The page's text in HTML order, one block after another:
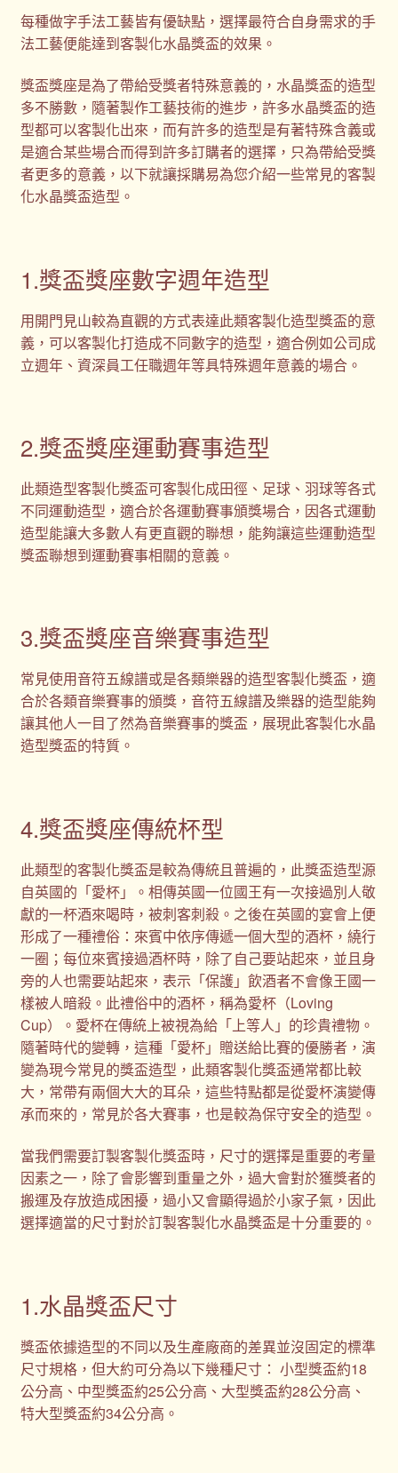
每種做字手法工藝皆有優缺點，選擇最符合自身需求的手
法工藝便能達到客製化水晶獎盃的效果。
獎盃獎座是為了帶給受獎者特殊意義的，水晶獎盃的造型
多不勝數，隨著製作工藝技術的進步，許多水晶獎盃的造
型都可以客製化出來，而有許多的造型是有著特殊含義或
是適合某些場合而得到許多訂購者的選擇，只為帶給受獎
者更多的意義，以下就讓採購易為您介紹一些常見的客製
化水晶獎盃造型。
1.獎盃獎座數字週年造型
用開門見山較為直觀的方式表達此類客製化造型獎盃的意
義，可以客製化打造成不同數字的造型，適合例如公司成
立週年、資深員工任職週年等具特殊週年意義的場合。
2.獎盃獎座運動賽事造型
此類造型客製化獎盃可客製化成田徑、足球、羽球等各式
不同運動造型，適合於各運動賽事頒獎場合，因各式運動
造型能讓大多數人有更直觀的聯想，能夠讓這些運動造型
獎盃聯想到運動賽事相關的意義。
3.獎盃獎座音樂賽事造型
常見使用音符五線譜或是各類樂器的造型客製化獎盃，適
合於各類音樂賽事的頒獎，音符五線譜及樂器的造型能夠
讓其他人一目了然為音樂賽事的獎盃，展現此客製化水晶
造型獎盃的特質。
4.獎盃獎座傳統杯型
此類型的客製化獎盃是較為傳統且普遍的，此獎盃造型源
自英國的「愛杯」。相傳英國一位國王有一次接過別人敬
獻的一杯酒來喝時，被刺客刺殺。之後在英國的宴會上便
形成了一種禮俗：來賓中依序傳遞一個大型的酒杯，繞行
一圈；每位來賓接過酒杯時，除了自己要站起來，並且身
旁的人也需要站起來，表示「保護」飲酒者不會像王國一
樣被人暗殺。此禮俗中的酒杯，稱為愛杯（Loving
Cup）。愛杯在傳統上被視為給「上等人」的珍貴禮物。
隨著時代的變轉，這種「愛杯」贈送給比賽的優勝者，演
變為現今常見的獎盃造型，此類客製化獎盃通常都比較
大，常帶有兩個大大的耳朵，這些特點都是從愛杯演變傳
承而來的，常見於各大賽事，也是較為保守安全的造型。
當我們需要訂製客製化獎盃時，尺寸的選擇是重要的考量
因素之一，除了會影響到重量之外，過大會對於獲獎者的
搬運及存放造成困擾，過小又會顯得過於小家子氣，因此
選擇適當的尺寸對於訂製客製化水晶獎盃是十分重要的。
1.水晶獎盃尺寸
獎盃依據造型的不同以及生產廠商的差異並沒固定的標準
尺寸規格，但大約可分為以下幾種尺寸： 小型獎盃約18
公分高、中型獎盃約25公分高、大型獎盃約28公分高、
特大型獎盃約34公分高。